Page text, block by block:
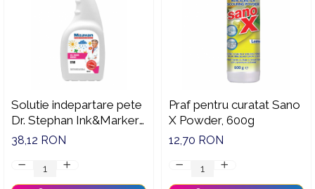
Solutie indepartare pete
Dr. Stephan Ink&Marker
Remover 750ml -
38,12 RON
Praf pentru curatat Sano
X Powder, 600g
12,70 RON